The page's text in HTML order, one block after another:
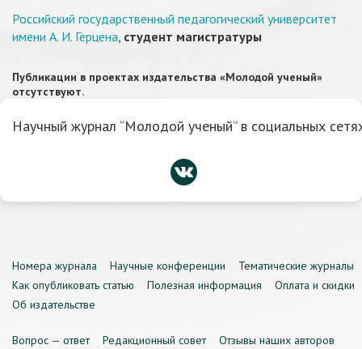
Российский государственный педагогический университет
имени А. И. Герцена, студент магистратуры
Публикации в проектах издательства «Молодой ученый»
отсутствуют.
Научный журнал “Молодой ученый” в социальных
Номера журнала Научные конференции
Тематические журналы
Как опубликовать статью
Полезная информация
Оплата и скидки
Об издательстве
Вопрос — ответ Редакционный совет Отзывы наших авторов